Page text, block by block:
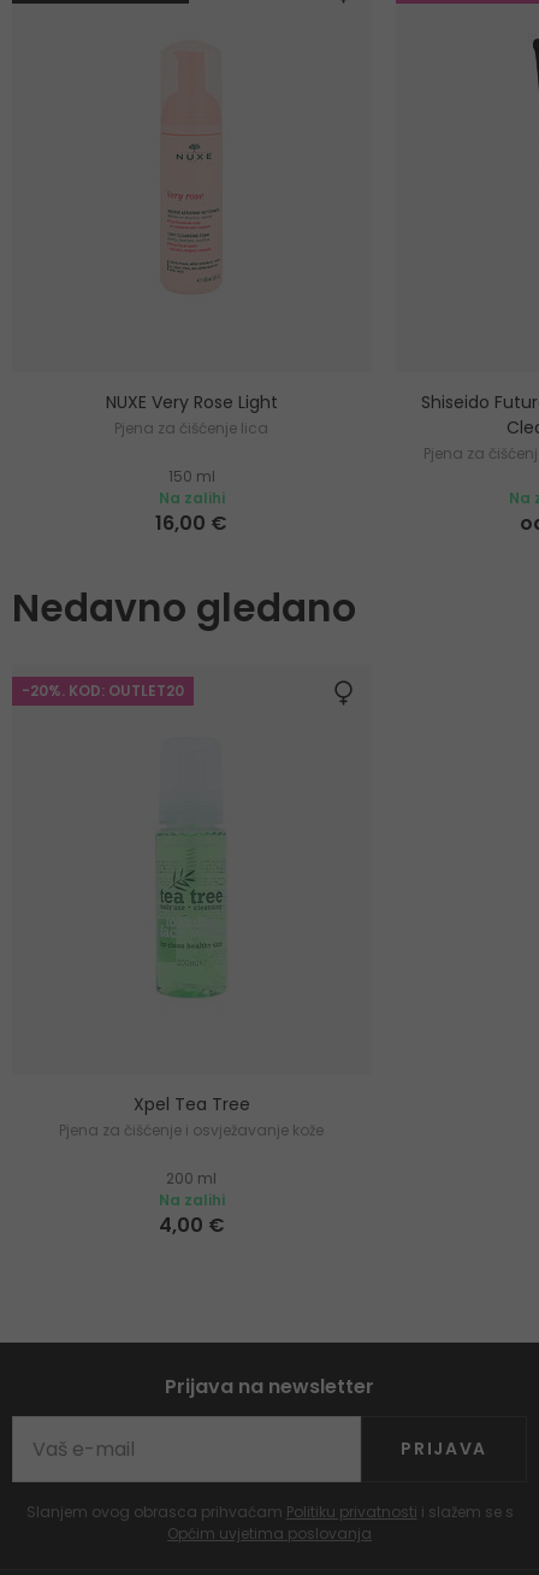
NUXE Very Rose Light
Pjena za čišćenje lica
150 ml
Na zalihi
16,00 €
Shiseido
Pjena za
Na
Nedavno gledano
-20%. KOD: OUTLET20
Xpel Tea Tree
Pjena za čišćenje i osvježavanje kože
200 ml
Na zalihi
4,00 €
Prijava na newsletter
PRIJAVA
Slanjem ovog obrasca prihvaćam Politiku privatnosti i slažem se s
Općim uvjetima poslovanja